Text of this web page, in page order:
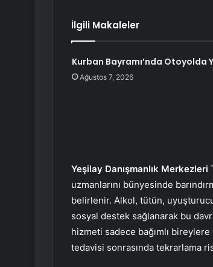
İlgili Makaleler
Kurban Bayramı’nda Otoyolda
Ağustos 7, 2026
Yeşilay Danışmanlık Merkezleri
uzmanlarını bünyesinde
belirlenir. Alkol, tütün,
sosyal destek sağlanarak bu
hizmeti sadece bağımlı bireylere
tedavisi sonrasında tekrarlama